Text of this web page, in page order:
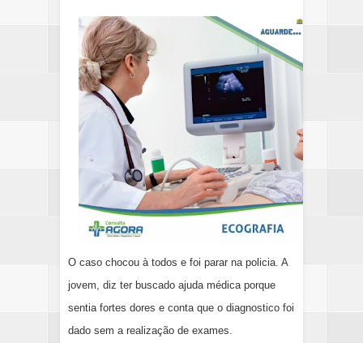
O caso chocou à todos e foi parar na policia. A
jovem, diz ter buscado ajuda médica porque
sentia fortes dores e conta que o diagnostico foi
dado sem a realização de exames.